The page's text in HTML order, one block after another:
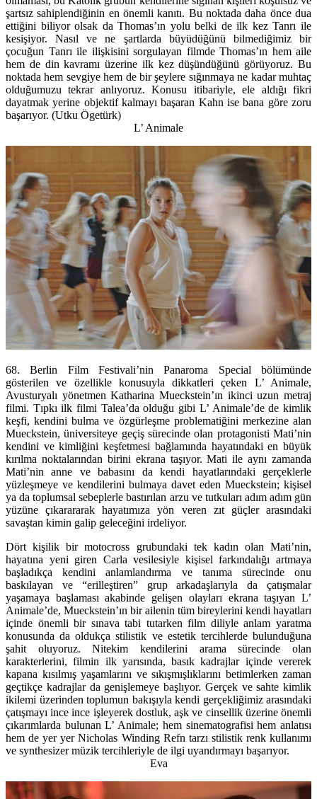
şartsız sahiplendiğinin en önemli kanıtı. Bu noktada daha önce dua
ettiğini biliyor olsak da Thomas’ın yolu belki de ilk kez Tanrı ile
kesişiyor. Nasıl ve ne şartlarda büyüdüğünü bilmediğimiz bir
çocuğun Tanrı ile ilişkisini sorgulayan filmde Thomas’ın hem aile
hem de din kavramı üzerine ilk kez düşündüğünü görüyoruz. Bu
noktada hem sevgiye hem de bir şeylere sığınmaya ne kadar muhtaç
olduğumuzu tekrar anlıyoruz. Konusu itibariyle, ele aldığı fikri
dayatmak yerine objektif kalmayı başaran Kahn ise bana göre zoru
başarıyor. (Utku Ögetürk)
L’ Animale
68. Berlin Film Festivali’nin Panaroma Special bölümünde
gösterilen ve özellikle konusuyla dikkatleri çeken L’ Animale,
Avusturyalı yönetmen Katharina Mueckstein’ın ikinci uzun metraj
filmi. Tıpkı ilk filmi Talea’da olduğu gibi L’ Animale’de de kimlik
keşfi, kendini bulma ve özgürleşme problematiğini merkezine alan
Mueckstein, üniversiteye geçiş sürecinde olan protagonisti Mati’nin
kendini ve kimliğini keşfetmesi bağlamında hayatındaki en büyük
kırılma noktalarından birini ekrana taşıyor. Mati ile aynı zamanda
Mati’nin anne ve babasını da kendi hayatlarındaki gerçeklerle
yüzleşmeye ve kendilerini bulmaya davet eden Mueckstein; kişisel
ya da toplumsal sebeplerle bastırılan arzu ve tutkuları adım adım gün
yüzüne çıkarararak hayatımıza yön veren zıt güçler arasındaki
savaştan kimin galip geleceğini irdeliyor.
Dört kişilik bir motocross grubundaki tek kadın olan Mati’nin,
hayatına yeni giren Carla vesilesiyle kişisel farkındalığı artmaya
başladıkça kendini anlamlandırma ve tanıma sürecinde onu
baskılayan ve “erilleştiren” grup arkadaşlarıyla da çatışmalar
yaşamaya başlaması akabinde gelişen olayları ekrana taşıyan L’
Animale’de, Mueckstein’ın bir ailenin tüm bireylerini kendi hayatları
içinde önemli bir sınava tabi tutarken film diliyle anlam yaratma
konusunda da oldukça stilistik ve estetik tercihlerde bulunduğuna
şahit oluyoruz. Nitekim kendilerini arama sürecinde olan
karakterlerini, filmin ilk yarısında, basık kadrajlar içinde vererek
kapana kısılmış yaşamlarını ve sıkışmışlıklarını betimlerken zaman
geçtikçe kadrajlar da genişlemeye başlıyor. Gerçek ve sahte kimlik
ikilemi üzerinden toplumun bakışıyla kendi gerçekliğimiz arasındaki
çatışmayı ince ince işleyerek dostluk, aşk ve cinsellik üzerine önemli
çıkarımlarda bulunan L’ Animale; hem sinematografisi hem anlatısı
hem de yer yer Nicholas Winding Refn tarzı stilistik renk kullanımı
ve synthesizer müzik tercihleriyle de ilgi uyandırmayı başarıyor.
Eva